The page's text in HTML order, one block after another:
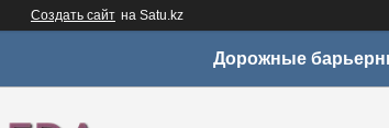
Создать сайт на Satu.kz
Дорожные